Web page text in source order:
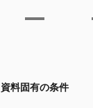
資料固有の条件